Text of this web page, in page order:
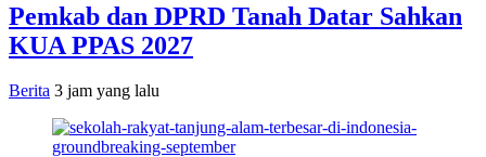
Pemkab dan DPRD Tanah Datar Sahkan
KUA PPAS 2027
Berita 3 jam yang lalu